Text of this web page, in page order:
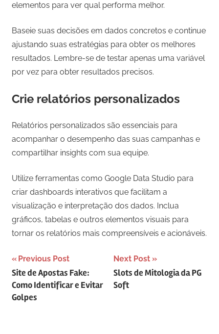
elementos para ver qual performa melhor.
Baseie suas decisões em dados concretos e continue
ajustando suas estratégias para obter os melhores
resultados. Lembre-se de testar apenas uma variável
por vez para obter resultados precisos.
Crie relatórios personalizados
Relatórios personalizados são essenciais para
acompanhar o desempenho das suas campanhas e
compartilhar insights com sua equipe.
Utilize ferramentas como Google Data Studio para
criar dashboards interativos que facilitam a
visualização e interpretação dos dados. Inclua
gráficos, tabelas e outros elementos visuais para
tornar os relatórios mais compreensíveis e acionáveis.
Navegação
de
Post
Previous Post
Site de Apostas Fake:
Como Identificar e Evitar
Golpes
Next Post
Slots de Mitologia da PG
Soft